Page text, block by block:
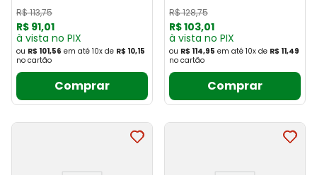
R$113,75
R$ 91,01
à vista no PIX
ou R$ 101,56 em até 10x de R$ 10,15
no cartão
Comprar
R$128,75
R$103,01
à vista no PIX
ou R$ 114,95 em até 10x de R$ 11,49
no cartão
Comprar